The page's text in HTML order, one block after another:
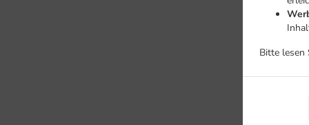
Bitte lesen